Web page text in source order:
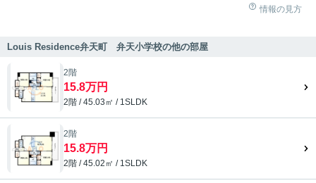
情報の見方
Louis Residence弁天町 弁天小学校の他の部屋
2階
15.8万円
2階 / 45.03㎡ / 1SLDK
2階
15.8万円
2階 / 45.02㎡ / 1SLDK